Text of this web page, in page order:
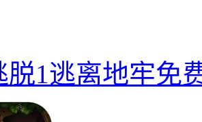
脱1逃离地牢免